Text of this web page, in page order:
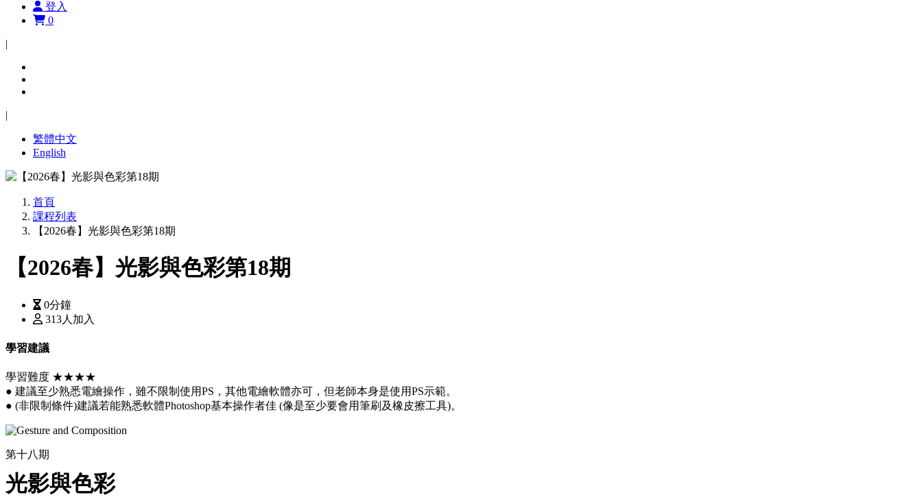
登入
0
|
|
繁體中文
English
首頁
課程列表
【2026春】光影與色彩第18期
【2026春】光影與色彩第18期
0分鐘
313人加入
學習建議
學習難度 ★★★★
● 建議至少熟悉電繪操作，雖不限制使用PS，其他電繪軟體亦可，但老師本身是使用PS示範。
● (非限制條件)建議若能熟悉軟體Photoshop基本操作者佳 (像是至少要會用筆刷及橡皮擦工具)。
第十八期
光影與色彩